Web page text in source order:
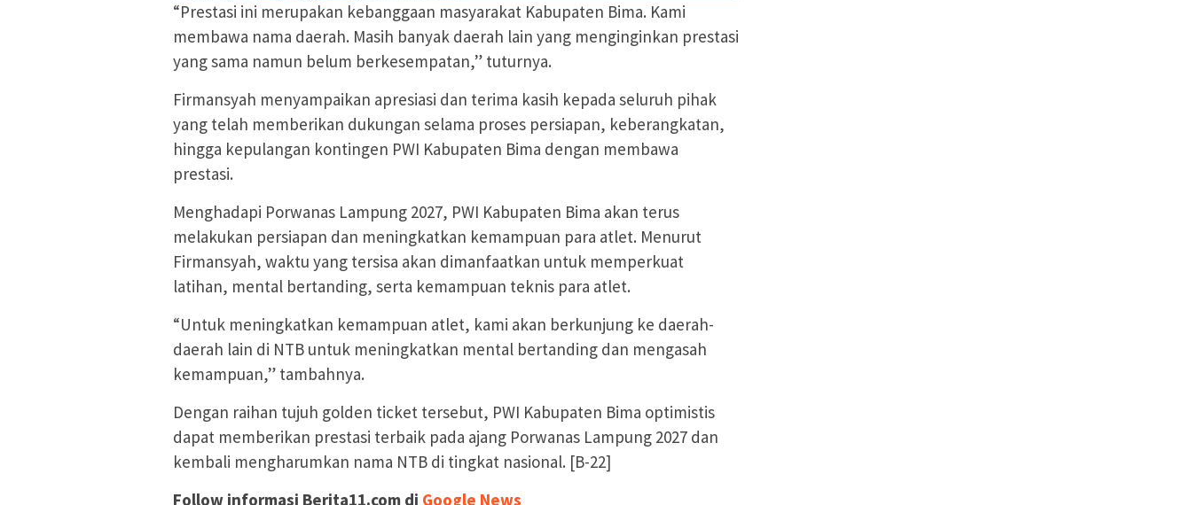
“Prestasi ini merupakan kebanggaan masyarakat Kabupaten Bima. Kami
membawa nama daerah. Masih banyak daerah lain yang menginginkan prestasi
yang sama namun belum berkesempatan,” tuturnya.
Firmansyah menyampaikan apresiasi dan terima kasih kepada seluruh pihak
yang telah memberikan dukungan selama proses persiapan, keberangkatan,
hingga kepulangan kontingen PWI Kabupaten Bima dengan membawa
prestasi.
Menghadapi Porwanas Lampung 2027, PWI Kabupaten Bima akan terus
melakukan persiapan dan meningkatkan kemampuan para atlet. Menurut
Firmansyah, waktu yang tersisa akan dimanfaatkan untuk memperkuat
latihan, mental bertanding, serta kemampuan teknis para atlet.
“Untuk meningkatkan kemampuan atlet, kami akan berkunjung ke daerah-
daerah lain di NTB untuk meningkatkan mental bertanding dan mengasah
kemampuan,” tambahnya.
Dengan raihan tujuh golden ticket tersebut, PWI Kabupaten Bima optimistis
dapat memberikan prestasi terbaik pada ajang Porwanas Lampung 2027 dan
kembali mengharumkan nama NTB di tingkat nasional. [B-22]
Follow informasi Berita11.com di Google News